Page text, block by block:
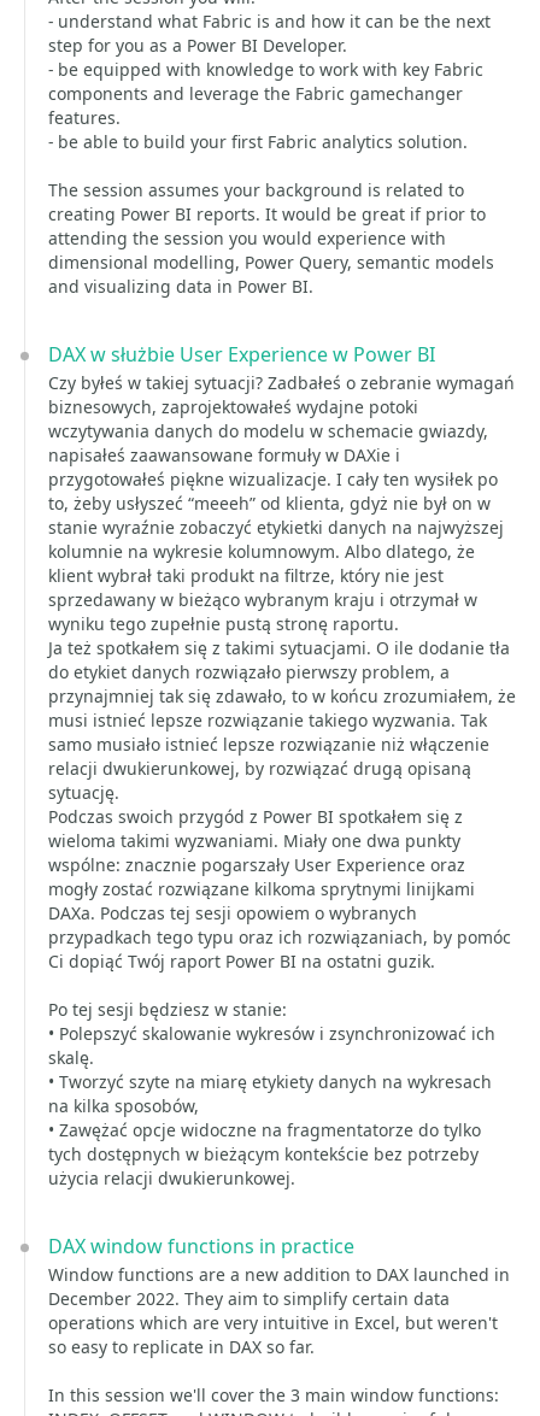
- understand what Fabric is and how it can be the next
step for you as a Power BI Developer.
- be equipped with knowledge to work with key Fabric
components and leverage the Fabric gamechanger
features.
- be able to build your first Fabric analytics solution.
The session assumes your background is related to
creating Power BI reports. It would be great if prior to
attending the session you would experience with
dimensional modelling, Power Query, semantic models
and visualizing data in Power BI.
DAX w służbie User Experience w Power BI
Czy byłeś w takiej sytuacji? Zadbałeś o zebranie wymagań
biznesowych, zaprojektowałeś wydajne potoki
wczytywania danych do modelu w schemacie gwiazdy,
napisałeś zaawansowane formuły w DAXie i
przygotowałeś piękne wizualizacje. I cały ten wysiłek po
to, żeby usłyszeć “meeeh” od klienta, gdyż nie był on w
stanie wyraźnie zobaczyć etykietki danych na najwyższej
kolumnie na wykresie kolumnowym. Albo dlatego, że
klient wybrał taki produkt na filtrze, który nie jest
sprzedawany w bieżąco wybranym kraju i otrzymał w
wyniku tego zupełnie pustą stronę raportu.
Ja też spotkałem się z takimi sytuacjami. O ile dodanie tła
do etykiet danych rozwiązało pierwszy problem, a
przynajmniej tak się zdawało, to w końcu zrozumiałem, że
musi istnieć lepsze rozwiązanie takiego wyzwania. Tak
samo musiało istnieć lepsze rozwiązanie niż włączenie
relacji dwukierunkowej, by rozwiązać drugą opisaną
sytuację.
Podczas swoich przygód z Power BI spotkałem się z
wieloma takimi wyzwaniami. Miały one dwa punkty
wspólne: znacznie pogarszały User Experience oraz
mogły zostać rozwiązane kilkoma sprytnymi linijkami
DAXa. Podczas tej sesji opowiem o wybranych
przypadkach tego typu oraz ich rozwiązaniach, by pomóc
Ci dopiąć Twój raport Power BI na ostatni guzik.
Po tej sesji będziesz w stanie:
• Polepszyć skalowanie wykresów i zsynchronizować ich
skalę.
• Tworzyć szyte na miarę etykiety danych na wykresach
na kilka sposobów,
• Zawężać opcje widoczne na fragmentatorze do tylko
tych dostępnych w bieżącym kontekście bez potrzeby
użycia relacji dwukierunkowej.
DAX window functions in practice
Window functions are a new addition to DAX launched in
December 2022. They aim to simplify certain data
operations which are very intuitive in Excel, but weren't
so easy to replicate in DAX so far.
In this session we'll cover the 3 main window functions: